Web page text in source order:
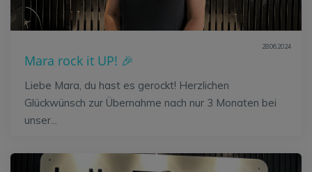
28.06.2024
Mara rock it UP! 🎉
Liebe Mara, du hast es gerockt! Herzlichen
Glückwünsch zur Übernahme nach nur 3 Monaten bei
unser...